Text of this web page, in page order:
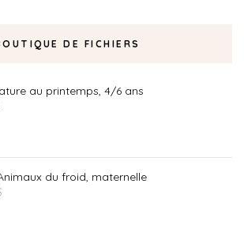
DE FICHIERS
au printemps, 4/6 ans
du froid, maternelle